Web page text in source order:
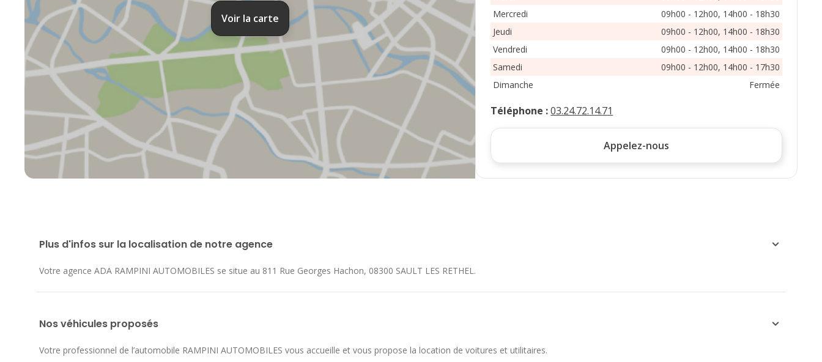
Voir la carte
Mercredi
09h00 - 12h00, 14h00 - 18h30
Jeudi
09h00 - 12h00, 14h00 - 18h30
Vendredi
09h00 - 12h00, 14h00 - 18h30
Samedi
09h00 - 12h00, 14h00 - 17h30
Dimanche
Fermée
Téléphone :03.24.72.14.71
Appelez-nous
Plus d'infos sur la localisation de notre agence
Votre agence ADA RAMPINI AUTOMOBILES se situe au 811 Rue Georges Hachon, 08300 SAULT LES RETHEL.
Nos véhicules proposés
Votre professionnel de l’automobile RAMPINI AUTOMOBILES vous accueille et vous propose la location de voitures et utilitaires.